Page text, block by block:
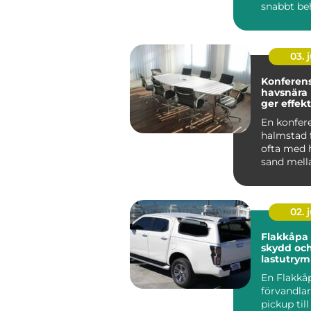
snabbt
03.
ger effekt
En
halmstad
ofta med
sand
landskap
02.
Flakkåpa smart
skydd
En
pickup till